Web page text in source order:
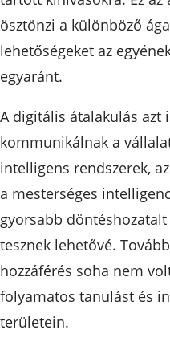
ösztönzi a különböző
lehetőségeket az
egyaránt.
A digitális átalakulás azt
kommunikálnak a
intelligens rendszerek,
a mesterséges
gyorsabb
tesznek lehetővé.
hozzáférés soha nem
folyamatos tanulást és
területein.